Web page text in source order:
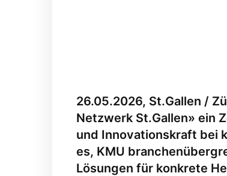
26.05.2026, St.Gallen /
Netzwerk St.Gallen» ein
und Innovationskraft bei
es, KMU
Lösungen für konkrete